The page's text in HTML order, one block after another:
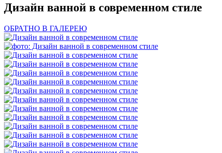
Дизайн ванной в современном стиле
ОБРАТНО В ГАЛЕРЕЮ